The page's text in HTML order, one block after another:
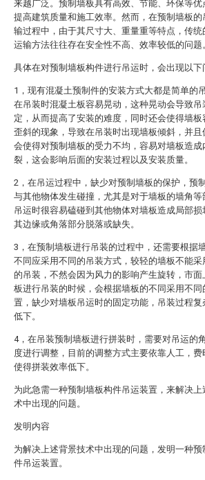
来越广泛。预制墙板具有高效、节能、环保等优
提高建筑质量和施工效率。然而，在预制墙板的
输过程中，由于其尺寸大、重量重等特点，传统
运输方法往往存在安全性不高、效率较低的问题
具体在对预制墙板构件进行吊运时，会出现以下
1，现有混凝土预制件的安装方式大都是简单的
在吊装时混凝土板容易晃动，这种晃动会导致吊
定，从而提高了安装的难度，同时还会使得墙板
歪斜的现象，导致在吊装时出现墙板倾斜，并且
会使得对预制墙板的受力不均，容易对墙板造成
裂，这会影响后面的安装过程以及安装质量。
2，在吊运过程中，缺少对预制墙板的保护，预
与其他物体发生碰撞，尤其是对于墙板的墙角等
吊运时很容易磕碰到其他物体对墙板造成局部损
其边缘或角落部分脱落或缺失。
3，在预制墙板进行吊装的过程中，还需要根据
不同应采用不同的吊装方式，较轻的墙板不能采
的吊装，不然会因为风力的影响产生旋转，市面
板进行吊装的时候，会根据墙板的不同采用不同
置，缺少对墙板吊运时的固定功能，吊装过程复
低下。
4，在吊装预制墙板进行拼装时，需要对吊运的
度进行调整，目前的调整方式主要依靠人工，费
使得拼装效率低下。
为此急需一种预制墙板构件吊运装置，来解决上
术中出现的问题。
发明内容
为解决上述背景技术中出现的问题，发明一种预
件吊运装置。